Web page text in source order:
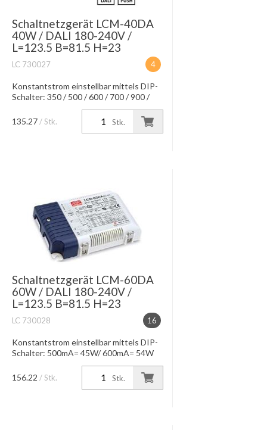
Schaltnetzgerät LCM-40DA
40W / DALI 180-240V /
L=123.5 B=81.5 H=23
4
LC 730027
Konstantstrom einstellbar mittels DIP-
Schalter: 350 / 500 / 600 / 700 / 900 /
1050 mA IP20, Dimmung DALI-
Interface, Push Dimming-Funktion
Wirkungsgrad: 91 % max. Leitungs...
Stk.
135.27 / Stk.
Schaltnetzgerät LCM-60DA
60W / DALI 180-240V /
L=123.5 B=81.5 H=23
16
LC 730028
Konstantstrom einstellbar mittels DIP-
Schalter: 500mA= 45W/ 600mA= 54W
700 - 900- 1050 mA= 60W/ 1400 mA=
58W IP20, Dimmung DALI-Interface,
Push Dimming-Funktion Wirkungsg...
Stk.
156.22 / Stk.